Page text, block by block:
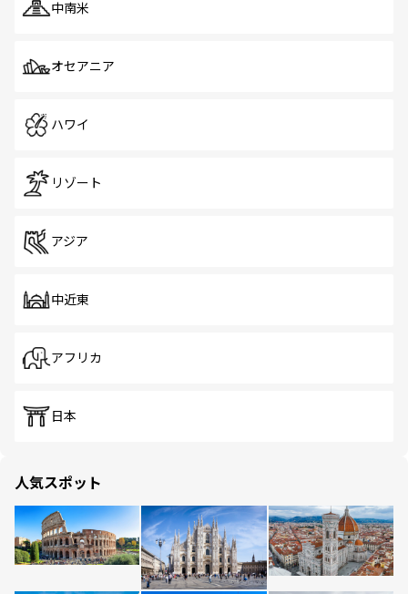
中南米
オセアニア
ハワイ
リゾート
アジア
中近東
アフリカ
日本
人気スポット